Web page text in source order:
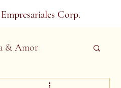
Corp.
& Amor